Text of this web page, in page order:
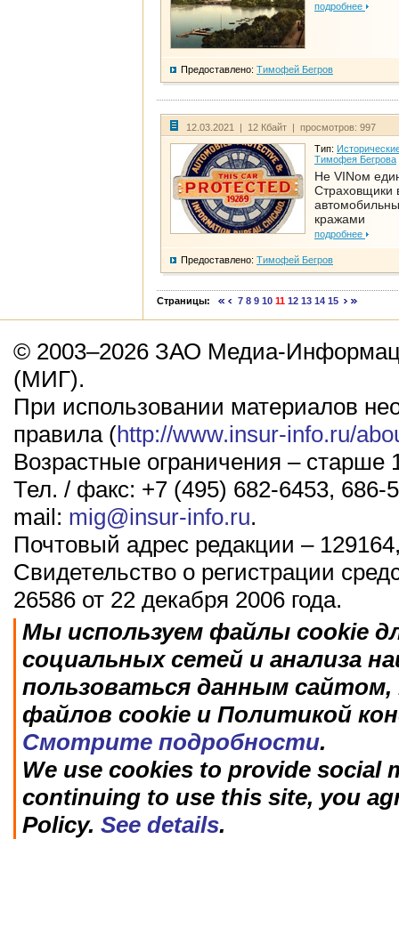
подробнее
Предоставлено: Тимофей Бегров
12.03.2021 | 12 Кбайт | просмотров: 997
Тип:
Тимофея Бегрова
Не VINом
Страховщики
кражами
подробнее
Предоставлено: Тимофей Бегров
Страницы: 7 8 9 10 11 12 13 14 15
© 2003–2026 ЗАО Медиа-
(МИГ).
При использовании материалов
правила (http://www.insur-info.ru/
Возрастные ограничения – старше
Тел. / факс: +7 (495) 682-6453, 686-
mail: mig@insur-info.ru.
Почтовый адрес редакции –
Свидетельство о регистрации
26586 от 22 декабря 2006 года.
Мы используем файлы cookie
социальных сетей и анализа
пользоваться данным
файлов cookie и Политикой
Смотрите подробности.
We use cookies to provide social
continuing to use this site, you
Policy. See details.